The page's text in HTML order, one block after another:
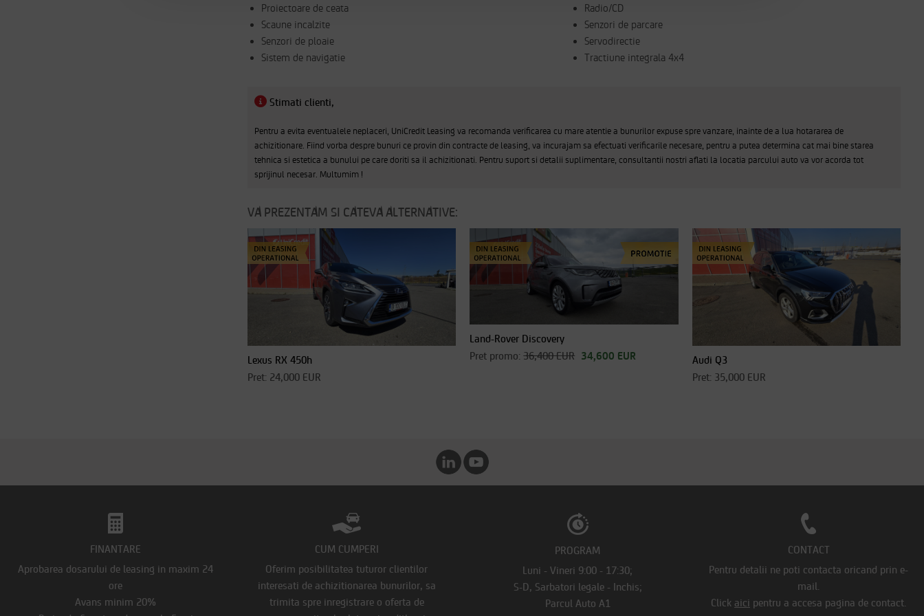
Proiectoare de ceata
Radio/CD
Scaune incalzite
Senzori de parcare
Senzori de ploaie
Servodirectie
Sistem de navigatie
Tractiune integrala 4x4
Stimati clienti,
Pentru a evita eventualele neplaceri, UniCredit Leasing va recomanda verificarea cu mare atentie a bunurilor expuse spre vanzare, inainte de a lua hotararea de
achizitionare. Fiind vorba despre bunuri ce provin din contracte de leasing, va incurajam sa efectuati verificarile necesare, pentru a putea determina cat mai bine starea
tehnica si estetica a bunului pe care doriti sa il achizitionati. Pentru suport si detalii suplimentare, consultantii nostri aflati la locatia parcului auto va vor acorda tot
sprijinul necesar. Multumim !
VA PREZENTAM SI CATEVA ALTERNATIVE:
Lexus RX 450h
Pret: 24,000 EUR
Land-Rover Discovery
Pret promo:36,400 EUR 34,600 EUR
Audi Q3
Pret: 35,000 EUR
FINANTARE
Aprobarea dosarului de leasing in maxim 24
ore
Avans minim 20%
CUM CUMPERI
Oferim posibilitatea tuturor clientilor
interesati de achizitionarea bunurilor, sa
trimita spre inregistrare o oferta de
PROGRAM
Luni - Vineri 9:00 - 17:30;
S-D, Sarbatori legale - Inchis;
Parcul Auto A1
CONTACT
Pentru detalii ne poti contacta oricand prin e-
mail.
Click aici pentru a accesa pagina de contact.